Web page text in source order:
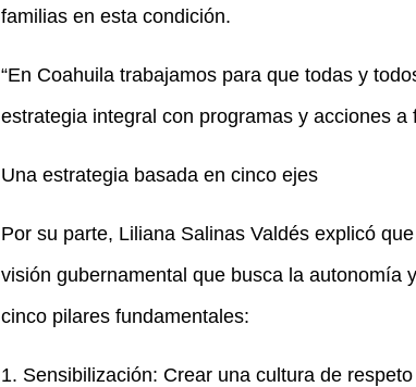
familias en esta condición.
“En Coahuila trabajamos para que todas y
estrategia integral con programas y acciones
Una estrategia basada en cinco ejes
Por su parte, Liliana Salinas Valdés explicó
visión gubernamental que busca la autonomía
cinco pilares fundamentales:
1. Sensibilización: Crear una cultura de